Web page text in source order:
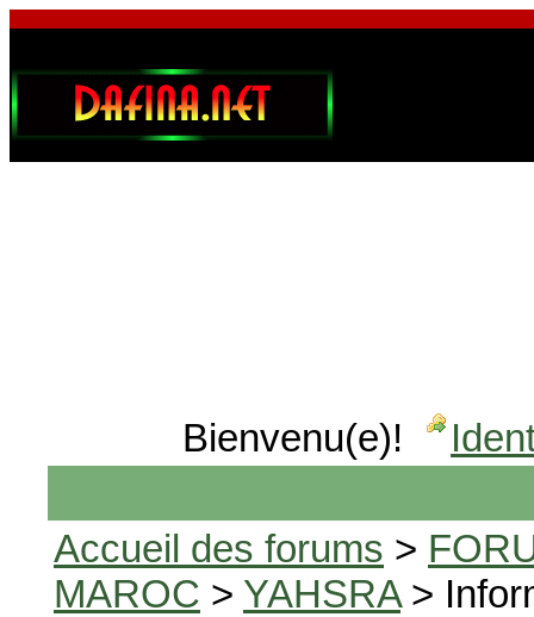
Bienvenu(e)!
Accueil des forums >
MAROC > YAHSRA>